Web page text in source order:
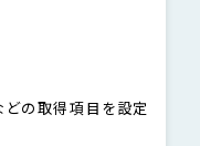
の取得項目を設定